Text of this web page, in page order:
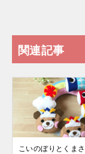
関連記事
こいのぼりとくま